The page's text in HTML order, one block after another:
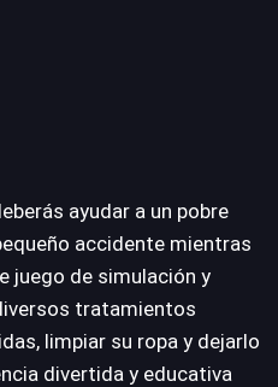
ayudar a un pobre
accidente mientras
juego de simulación y
tratamientos
limpiar su ropa y dejarlo
divertida y educativa